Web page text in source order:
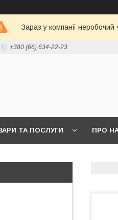
Зараз у компанії
+380 (66) 634-22-23
ТА ПОСЛУГИ ПРО